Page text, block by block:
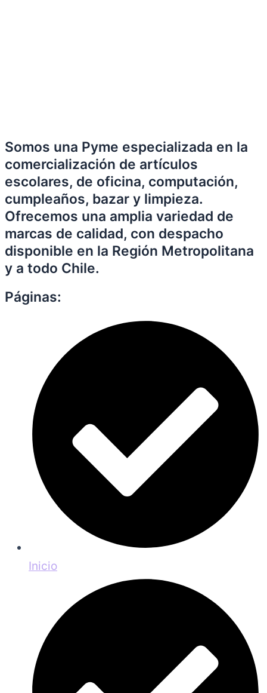
Somos una Pyme especializada en la
comercialización de artículos
escolares, de oficina, computación,
cumpleaños, bazar y limpieza.
Ofrecemos una amplia variedad de
marcas de calidad, con despacho
disponible en la Región Metropolitana
y a todo Chile.
Páginas:
Inicio